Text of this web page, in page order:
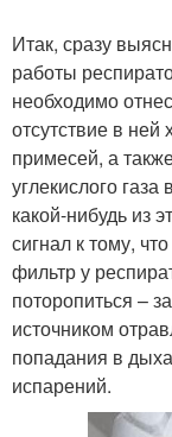
Итак, сразу
работы
необходимо
отсутствие в
примесей, а
углекислого
какой-нибудь из
сигнал к тому,
фильтр у
поторопиться –
источником
попадания в
испарений.